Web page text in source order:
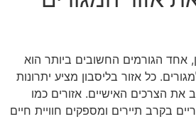
אחד הגורמים החשובים ביותר הוא
כל אזור בליסבון מציע יתרונות
את הצרכים האישיים. אזורים כמו
בקרב תיירים ומספקים חוויית חיים